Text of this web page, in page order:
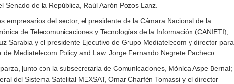
Senado de la República, Raúl Aarón Pozos Lanz.
empresarios del sector, el presidente de la Cámara Nacional de la
de Telecomunicaciones y Tecnologías de la Información (CANIETI),
Sarabia y el presidente Ejecutivo de Grupo Mediatelecom y director para
de Mediatelecom Policy and Law, Jorge Fernando Negrete Pacheco.
junto con la subsecretaria de Comunicaciones, Mónica Aspe Bernal;
del Sistema Satelital MEXSAT, Omar Charfén Tomassi y el director